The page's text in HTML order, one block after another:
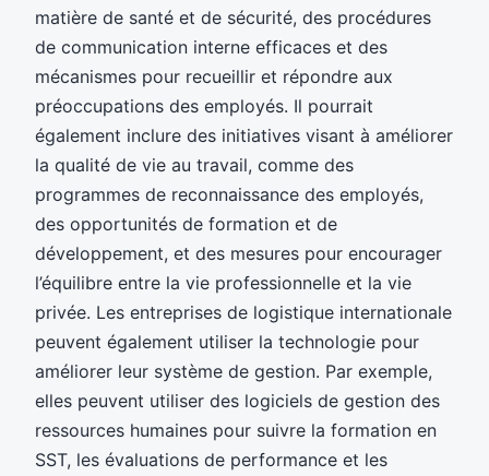
matière de santé et de sécurité, des procédures
de communication interne efficaces et des
mécanismes pour recueillir et répondre aux
préoccupations des employés. Il pourrait
également inclure des initiatives visant à améliorer
la qualité de vie au travail, comme des
programmes de reconnaissance des employés,
des opportunités de formation et de
développement, et des mesures pour encourager
l’équilibre entre la vie professionnelle et la vie
privée. Les entreprises de logistique internationale
peuvent également utiliser la technologie pour
améliorer leur système de gestion. Par exemple,
elles peuvent utiliser des logiciels de gestion des
ressources humaines pour suivre la formation en
SST, les évaluations de performance et les